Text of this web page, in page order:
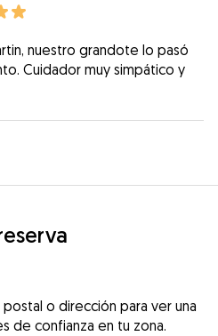
nuestro grandote lo pasó
Cuidador muy simpático y
o dirección para ver una
de confianza en tu zona.